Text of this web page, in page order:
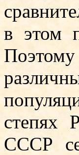
в этом
Поэтому
степях
СССР